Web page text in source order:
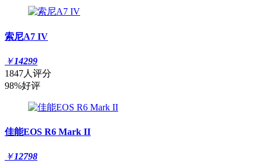
索尼A7 IV
￥14299
1847人评分
98%好评
佳能EOS R6 Mark II
￥12798